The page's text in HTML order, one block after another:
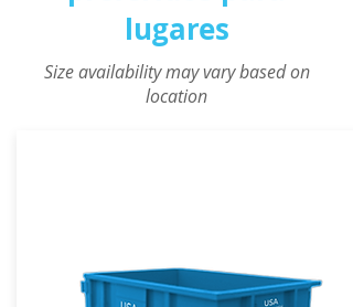
lugares
Size availability may vary based on
location